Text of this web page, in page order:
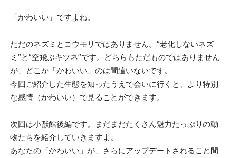
「かわいい」ですよね。
ただのネズミとコウモリではありません。”老化しないネズ
ミ”と”空飛ぶキツネ”です。どちらもただものではありません
が、どこか「かわいい」のは間違いないです。
今回ご紹介した生態を知ったうえで会いに行くと、より特別
な感情（かわいい）で見ることができます。
次回は小獣館後編です。まだまだたくさん魅力たっぷりの動
物たちを紹介していきますよ。
あなたの「かわいい」が、さらにアップデートされること間